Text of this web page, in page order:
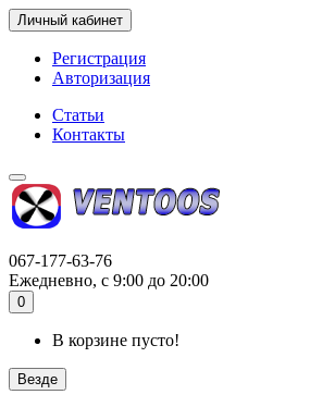
Личный кабинет
Регистрация
Авторизация
Статьи
Контакты
067-177-63-76
Ежедневно, с 9:00 до 20:00
0
В корзине пусто!
Везде